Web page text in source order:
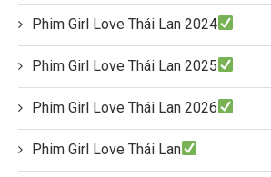
Phim Girl Love Thái Lan 2024
Phim Girl Love Thái Lan 2025
Phim Girl Love Thái Lan 2026
Phim Girl Love Thái Lan